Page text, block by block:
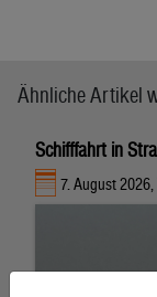
Ähnliche Artikel
Schifffahrt in
7. August 2026,